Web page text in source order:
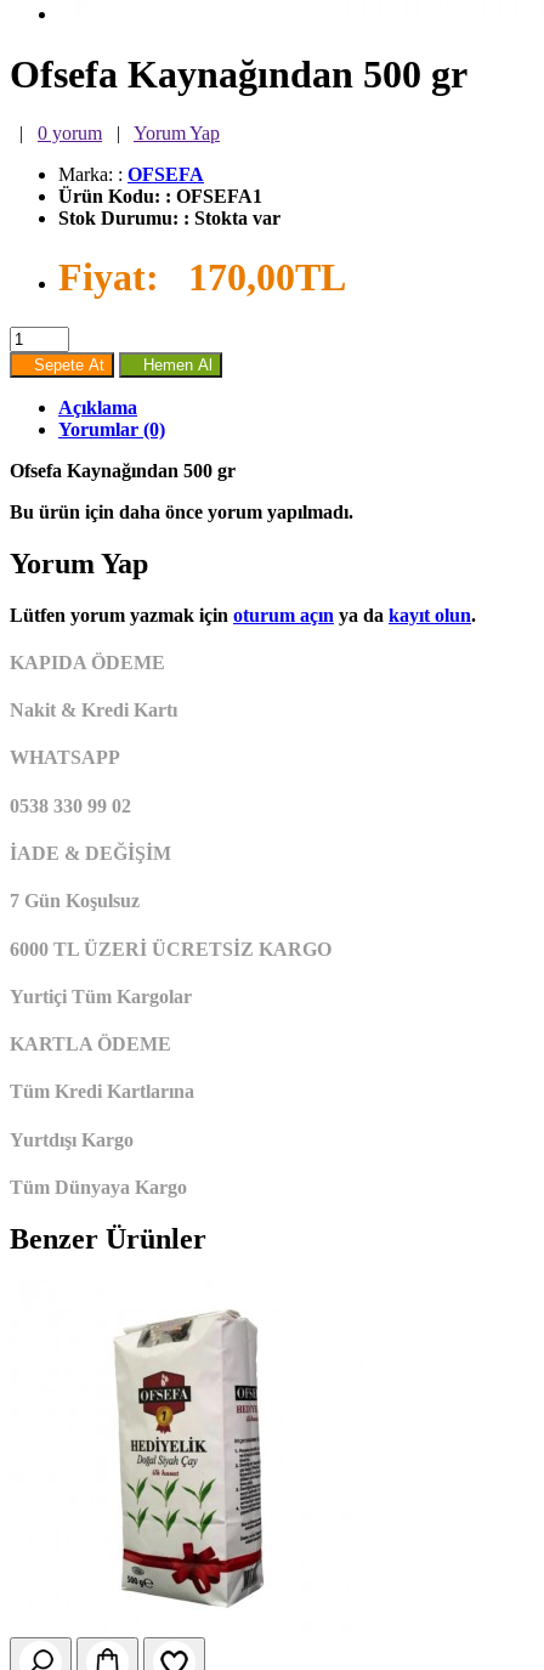
Ofsefa Kaynağından 500 gr
| 0 yorum | Yorum Yap
Marka: : OFSEFA
Ürün Kodu: : OFSEFA1
Stok Durumu: : Stokta var
Fiyat: 170,00TL
Sepete At Hemen Al
Açıklama
Yorumlar (0)
Ofsefa Kaynağından 500 gr
Bu ürün için daha önce yorum yapılmadı.
Yorum Yap
Lütfen yorum yazmak için oturum açın ya da kayıt olun.
KAPIDA ÖDEME
Nakit & Kredi Kartı
WHATSAPP
0538 330 99 02
İADE & DEĞİŞİM
7 Gün Koşulsuz
6000 TL ÜZERİ ÜCRETSİZ KARGO
Yurtiçi Tüm Kargolar
KARTLA ÖDEME
Tüm Kredi Kartlarına
Yurtdışı Kargo
Tüm Dünyaya Kargo
Benzer Ürünler